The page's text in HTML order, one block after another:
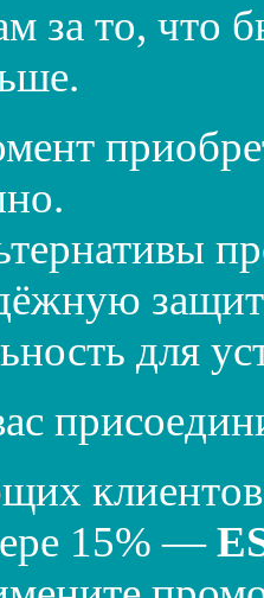
за то, что
для
15% —